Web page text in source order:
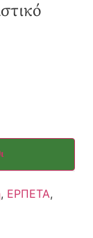
, ΕΡΠΕΤΑ,